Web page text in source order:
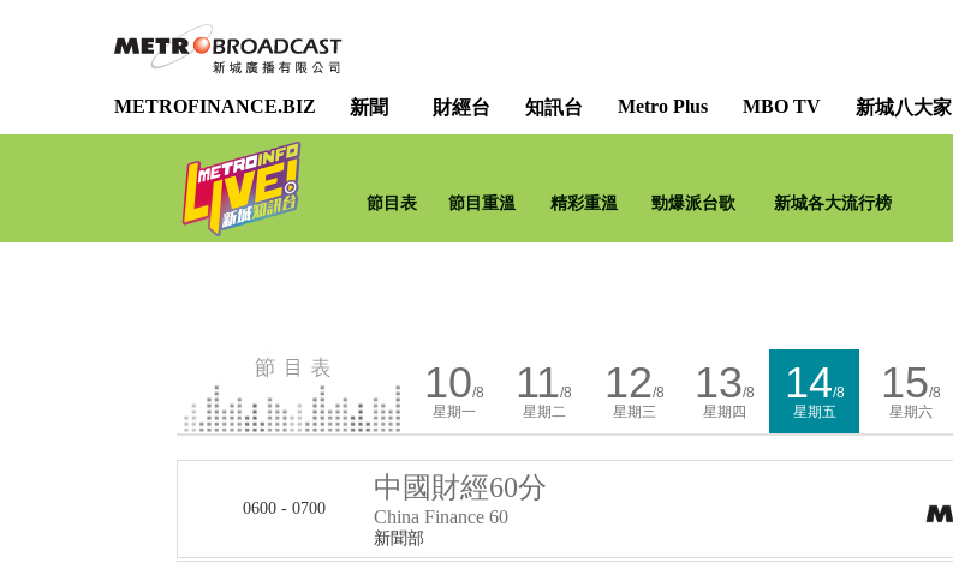
METROFINANCE.BIZ 新聞 財經台 知訊台 Metro Plus MBO TV 新城八大家
節目表 節目重溫 精彩重溫 勁爆派台歌 新城各大流行榜
10/8
星期一
11/8
星期二
12/8
星期三
13/8
星期四
14/8
星期五
15/8
星期六
0600 - 0700
中國財經60分
China Finance 60
新聞部